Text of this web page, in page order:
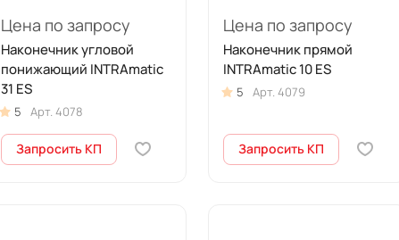
Цена по запросу
Наконечник угловой
понижающий INTRAmatic
31 ES
5 Арт. 4078
Запросить КП
Цена по запросу
Наконечник прямой
INTRAmatic 10 ES
5 Арт. 4079
Запросить КП